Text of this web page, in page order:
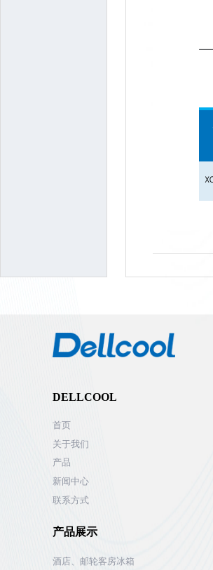
DELLCOOL
首页
关于我们
产品
新闻中心
联系方式
产品展示
酒店、邮轮客房冰箱